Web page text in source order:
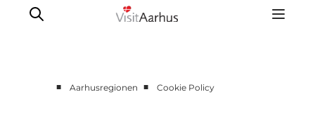
■ Aarhusregionen ■ Cookie Policy